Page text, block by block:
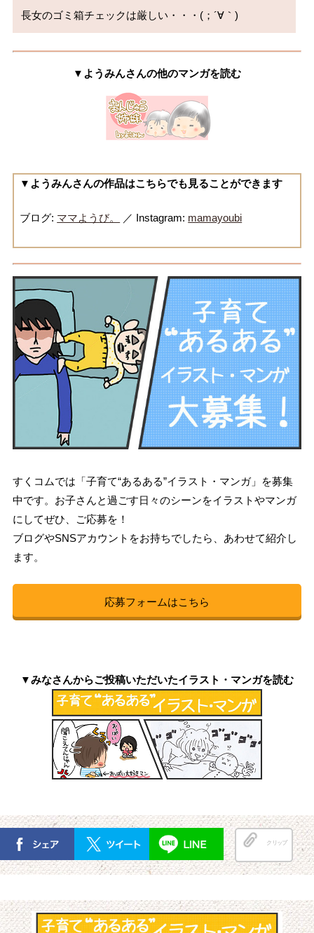
▼ようみんさんの他のマンガを読む
▼ようみんさんの作品はこちらでも見ることができます
ブログ: ママようび。 ／ Instagram: mamayoubi
すくコムでは「子育て“あるある”イラスト・マンガ」を募集
中です。お子さんと過ごす日々のシーンをイラストやマンガ
にしてぜひ、ご応募を！
ブログやSNSアカウントをお持ちでしたら、あわせて紹介し
ます。
応募フォームはこちら
▼みなさんからご投稿いただいたイラスト・マンガを読む
クリップ